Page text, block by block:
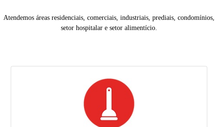
Atendemos áreas residenciais, comerciais, industriais, prediais, condomínios,
setor hospitalar e setor alimentício.